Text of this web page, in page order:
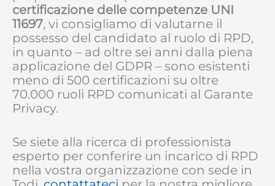
certificazione delle competenze UNI
11697, vi consigliamo di valutarne il
possesso del candidato al ruolo di RPD,
in quanto – ad oltre sei anni dalla piena
applicazione del GDPR – sono esistenti
meno di 500 certificazioni su oltre
70.000 ruoli RPD comunicati al Garante
Privacy.
Se siete alla ricerca di professionista
esperto per conferire un incarico di RPD
nella vostra organizzazione con sede in